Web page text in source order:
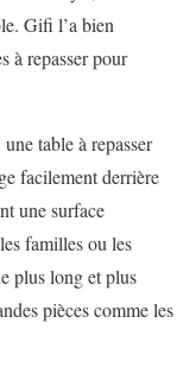
Gifi l’a bien
à repasser pour
table à repasser
facilement derrière
une surface
familles ou les
plus long et plus
pièces comme les